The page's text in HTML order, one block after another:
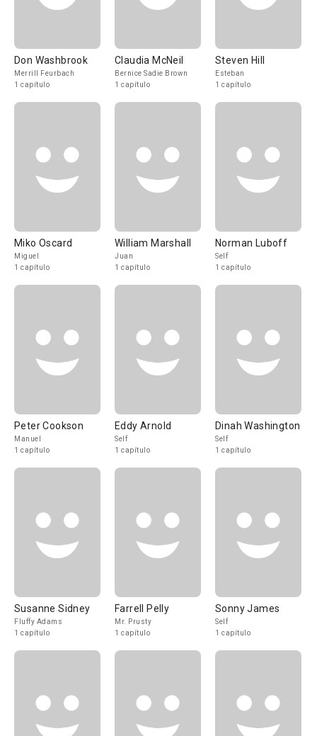
Don Washbrook
Merrill Feurbach
1 capítulo
Claudia McNeil
Bernice Sadie Brown
1 capítulo
Steven Hill
Esteban
1 capítulo
Miko Oscard
Miguel
1 capítulo
William Marshall
Juan
1 capítulo
Norman Luboff
Self
1 capítulo
Peter Cookson
Manuel
1 capítulo
Eddy Arnold
Self
1 capítulo
Dinah Washington
Self
1 capítulo
Susanne Sidney
Fluffy Adams
1 capítulo
Farrell Pelly
Mr. Prusty
1 capítulo
Sonny James
Self
1 capítulo